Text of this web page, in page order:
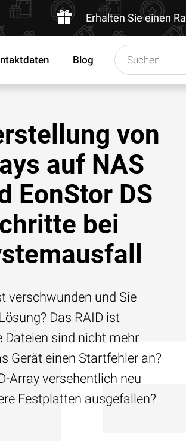
Erhalten Sie einen
Blog
von
auf NAS
EonStor DS
bei
verschwunden und Sie
Das RAID ist
Dateien sind nicht mehr
Gerät einen Startfehler an?
Array versehentlich neu
Festplatten ausgefallen?